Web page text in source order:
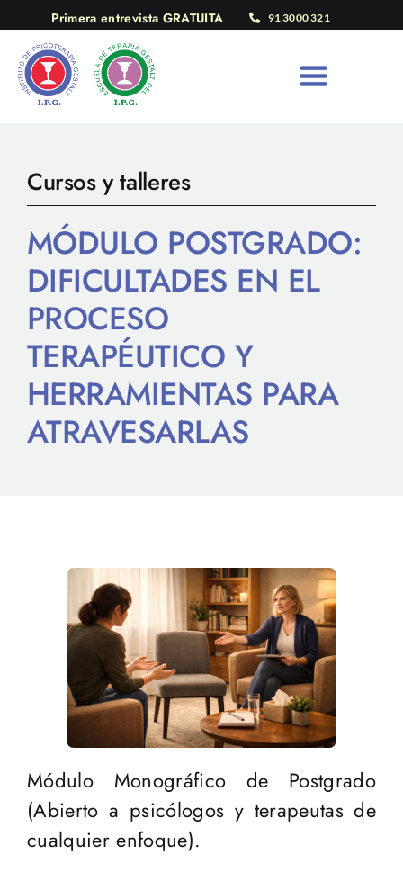
contenido
Primera entrevista GRATUITA 91 3000 321
Cursos y talleres
MÓDULO POSTGRADO:
DIFICULTADES EN EL
PROCESO
TERAPÉUTICO Y
HERRAMIENTAS PARA
ATRAVESARLAS
Módulo Monográfico de Postgrado
(Abierto a psicólogos y terapeutas de
cualquier enfoque).